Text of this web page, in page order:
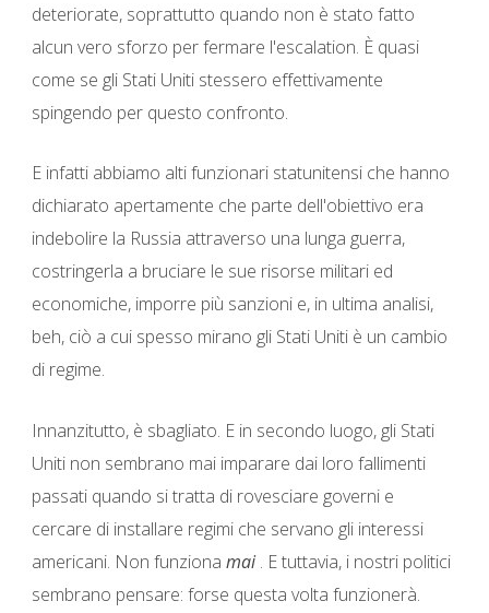
deteriorate, soprattutto quando non è stato fatto
alcun vero sforzo per fermare l'escalation. È quasi
come se gli Stati Uniti stessero effettivamente
spingendo per questo confronto.
E infatti abbiamo alti funzionari statunitensi che hanno
dichiarato apertamente che parte dell'obiettivo era
indebolire la Russia attraverso una lunga guerra,
costringerla a bruciare le sue risorse militari ed
economiche, imporre più sanzioni e, in ultima analisi,
beh, ciò a cui spesso mirano gli Stati Uniti è un cambio
di regime.
Innanzitutto, è sbagliato. E in secondo luogo, gli Stati
Uniti non sembrano mai imparare dai loro fallimenti
passati quando si tratta di rovesciare governi e
cercare di installare regimi che servano gli interessi
americani. Non funzionamai. E tuttavia, i nostri politici
sembrano pensare: forse questa volta funzionerà.